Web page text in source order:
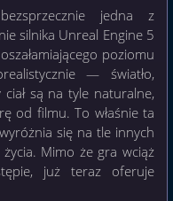
jedna z
silnika Unreal Engine 5
poziomu
— światło,
są na tyle naturalne,
od filmu. To właśnie ta
się na tle innych
Mimo że gra wciąż
już teraz oferuje